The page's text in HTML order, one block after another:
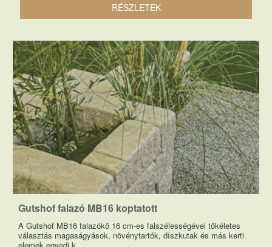
RÉSZLETEK
Gutshof falazó MB16 koptatott
A Gutshof MB16 falazókő 16 cm-es falszélességével tökéletes
választás magaságyások, növénytartók, díszkutak és más kerti